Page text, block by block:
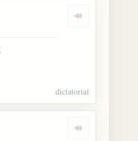
Dengarkan
dictatorial
てる Dengarkan